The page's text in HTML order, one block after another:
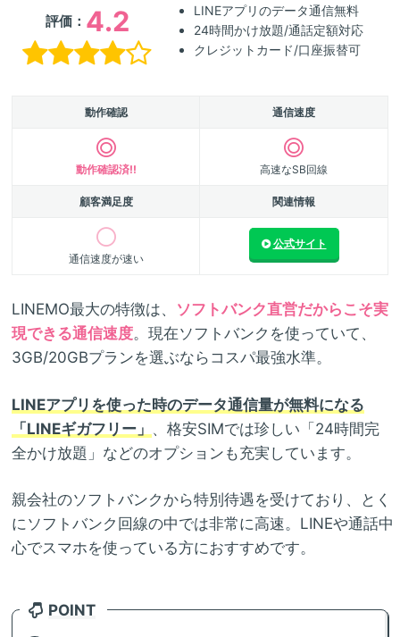
評価： 4.2
LINEアプリのデータ通信無料
24時間かけ放題/通話定額対応
クレジットカード/口座振替可
動作確認 通信速度
動作確認済!! 高速なSB回線
顧客満足度 関連情報
通信速度が速い
公式サイト
LINEMO最大の特徴は、 ソフトバンク直営だからこそ実
現できる通信速度。現在ソフトバンクを使っていて、
3GB/20GBプランを選ぶならコスパ最強水準。
LINEアプリを使った時のデータ通信量が無料になる
「LINEギガフリー」 、格安SIMでは珍しい「24時間完
全かけ放題」などのオプションも充実しています。
親会社のソフトバンクから特別待遇を受けており、とく
にソフトバンク回線の中では非常に高速。LINEや通話中
心でスマホを使っている方におすすめです。
POINT